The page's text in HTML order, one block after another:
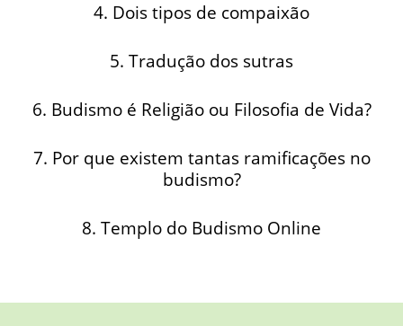
4. Dois tipos de compaixão
5. Tradução dos sutras
6. Budismo é Religião ou Filosofia de Vida?
7. Por que existem tantas ramificações no
budismo?
8. Templo do Budismo Online